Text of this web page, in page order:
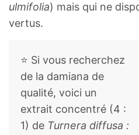
ulmifolia) mais qui ne
vertus.
⭐ Si vous recherchez
de la damiana de
qualité, voici un
extrait concentré (4 :
1) de Turnera diffusa :